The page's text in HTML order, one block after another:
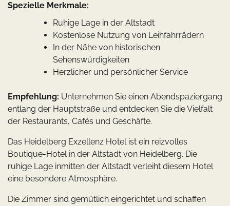
Spezielle Merkmale:
Ruhige Lage in der Altstadt
Kostenlose Nutzung von Leihfahrrädern
In der Nähe von historischen
Sehenswürdigkeiten
Herzlicher und persönlicher Service
Empfehlung: Unternehmen Sie einen Abendspaziergang
entlang der Hauptstraße und entdecken Sie die Vielfalt
der Restaurants, Cafés und Geschäfte.
Das Heidelberg Exzellenz Hotel ist ein reizvolles
Boutique-Hotel in der Altstadt von Heidelberg. Die
ruhige Lage inmitten der Altstadt verleiht diesem Hotel
eine besondere Atmosphäre.
Die Zimmer sind gemütlich eingerichtet und schaffen